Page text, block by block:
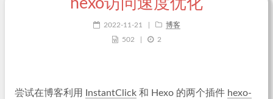
hexo访问速度优化
2022-11-21
博客
502
2
​ 尝试在博客利用 InstantClick 和 Hexo 的两个插件 hexo-